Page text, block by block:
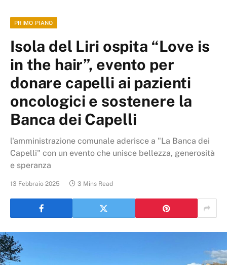
PRIMO PIANO
Isola del Liri ospita “Love is
in the hair”, evento per
donare capelli ai pazienti
oncologici e sostenere la
Banca dei Capelli
l'amministrazione comunale aderisce a "La Banca dei
Capelli" con un evento che unisce bellezza, generosità
e speranza
13 Febbraio 2025 3 Mins Read